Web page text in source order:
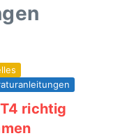
richtig